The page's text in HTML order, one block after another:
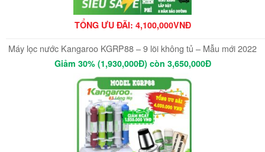
TỔNG ƯU ĐÃI: 4,100,000VNĐ
Máy lọc nước Kangaroo KGRP88 – 9 lõi không tủ – Mẫu mới 2022
Giảm 30% (1,930,000Đ) còn 3,650,000Đ